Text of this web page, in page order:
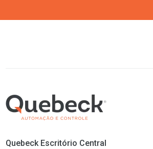
Quebeck Escritório Central